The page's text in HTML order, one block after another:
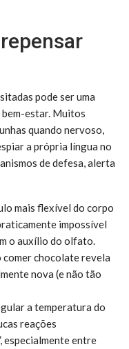
pode ser uma
bem-estar. Muitos
quando nervoso,
a própria língua no
de defesa, alerta
mais flexível do corpo
impossível
o auxílio do olfato.
chocolate revela
nova (e não tão
a temperatura do
reações
especialmente entre